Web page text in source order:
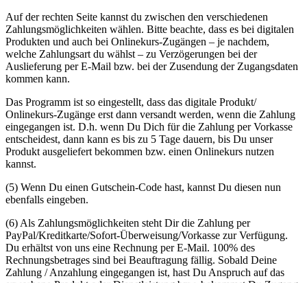
Auf der rechten Seite kannst du zwischen den verschiedenen
Zahlungsmöglichkeiten wählen. Bitte beachte, dass es bei digitalen
Produkten und auch bei Onlinekurs-Zugängen – je nachdem,
welche Zahlungsart du wählst – zu Verzögerungen bei der
Auslieferung per E-Mail bzw. bei der Zusendung der Zugangsdaten
kommen kann.
Das Programm ist so eingestellt, dass das digitale Produkt/
Onlinekurs-Zugänge erst dann versandt werden, wenn die Zahlung
eingegangen ist. D.h. wenn Du Dich für die Zahlung per Vorkasse
entscheidest, dann kann es bis zu 5 Tage dauern, bis Du unser
Produkt ausgeliefert bekommen bzw. einen Onlinekurs nutzen
kannst.
(5) Wenn Du einen Gutschein-Code hast, kannst Du diesen nun
ebenfalls eingeben.
(6) Als Zahlungsmöglichkeiten steht Dir die Zahlung per
PayPal/Kreditkarte/Sofort-Überweisung/Vorkasse zur Verfügung.
Du erhältst von uns eine Rechnung per E-Mail. 100% des
Rechnungsbetrages sind bei Beauftragung fällig. Sobald Deine
Zahlung / Anzahlung eingegangen ist, hast Du Anspruch auf das